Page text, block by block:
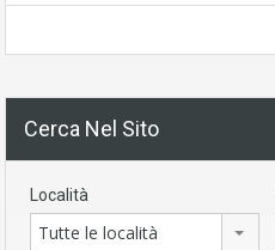
Cerca Nel Sito
Località
Tutte le località